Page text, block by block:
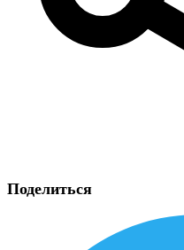
Поделиться